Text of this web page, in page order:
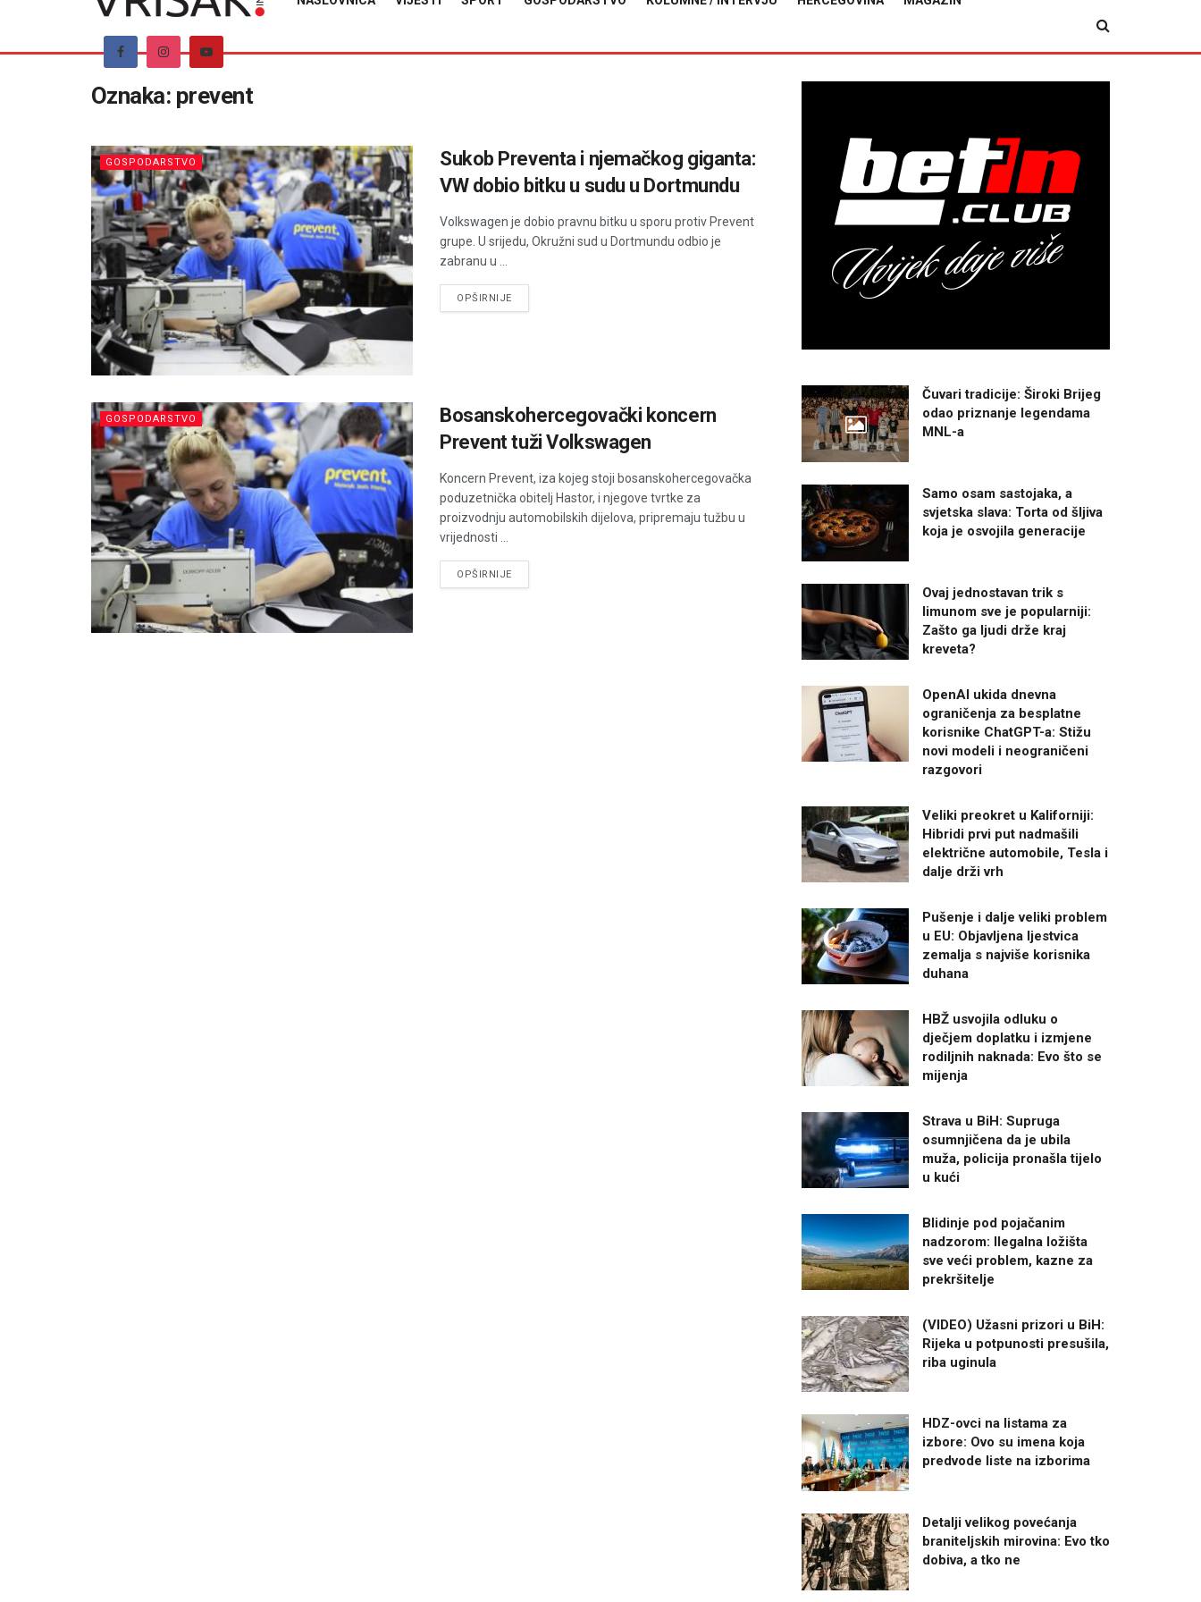
Oznaka: prevent
GOSPODARSTVO
Sukob Preventa i njemačkog giganta:
VW dobio bitku u sudu u Dortmundu
Volkswagen je dobio pravnu bitku u sporu protiv Prevent
grupe. U srijedu, Okružni sud u Dortmundu odbio je
zabranu u ...
OPŠIRNIJEDETAILS
GOSPODARSTVO
Bosanskohercegovački koncern
Prevent tuži Volkswagen
Koncern Prevent, iza kojeg stoji bosanskohercegovačka
poduzetnička obitelj Hastor, i njegove tvrtke za
proizvodnju automobilskih dijelova, pripremaju tužbu u
vrijednosti ...
OPŠIRNIJEDETAILS
Čuvari tradicije: Široki Brijeg
odao priznanje legendama
MNL-a
Samo osam sastojaka, a
svjetska slava: Torta od šljiva
koja je osvojila generacije
Ovaj jednostavan trik s
limunom sve je popularniji:
Zašto ga ljudi drže kraj
kreveta?
OpenAI ukida dnevna
ograničenja za besplatne
korisnike ChatGPT-a: Stižu
novi modeli i neograničeni
razgovori
Veliki preokret u Kaliforniji:
Hibridi prvi put nadmašili
električne automobile, Tesla i
dalje drži vrh
Pušenje i dalje veliki problem
u EU: Objavljena ljestvica
zemalja s najviše korisnika
duhana
HBŽ usvojila odluku o
dječjem doplatku i izmjene
rodiljnih naknada: Evo što se
mijenja
Strava u BiH: Supruga
osumnjičena da je ubila
muža, policija pronašla tijelo
u kući
Blidinje pod pojačanim
nadzorom: Ilegalna ložišta
sve veći problem, kazne za
prekršitelje
(VIDEO) Užasni prizori u BiH:
Rijeka u potpunosti presušila,
riba uginula
HDZ-ovci na listama za
izbore: Ovo su imena koja
predvode liste na izborima
Detalji velikog povećanja
braniteljskih mirovina: Evo tko
dobiva, a tko ne